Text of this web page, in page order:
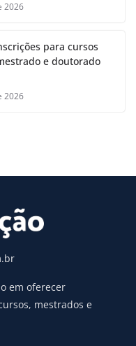
2026
para cursos
e doutorado
2026
em oferecer
mestrados e